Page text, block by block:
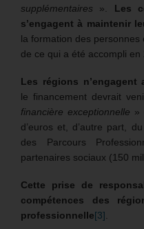
supplémentaires ». Les
s’engagent à maintenir
la formation des personnes
de ce qui a été accompli en
Les régions n’engagent
le financement devrait
financière exceptionnelle »
d’euros et, d’autre part,
des Parcours
partenaires sociaux (150
Cette prise de
compétences des
professionnelle[3]